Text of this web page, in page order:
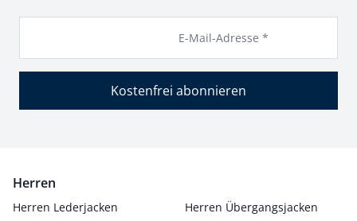
E-Mail-Adresse *
Kostenfrei abonnieren
Herren
Herren Lederjacken
Herren Übergangsjacken